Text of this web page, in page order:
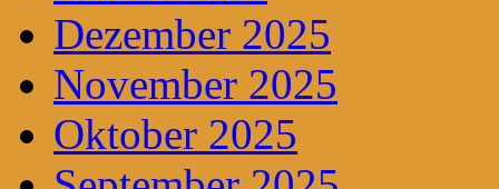
Dezember 2025
November 2025
Oktober 2025